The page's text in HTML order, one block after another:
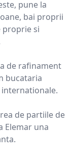
pune la
bai proprii
proprie si
de rafinament
bucataria
de partiile de
Elemar una